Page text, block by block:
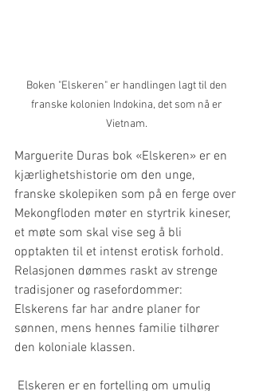
Boken "Elskeren" er handlingen lagt til den
franske kolonien Indokina, det som nå er
Vietnam.
Marguerite Duras bok «Elskeren» er en
kjærlighetshistorie om den unge,
franske skolepiken som på en ferge over
Mekongfloden møter en styrtrik kineser,
et møte som skal vise seg å bli
opptakten til et intenst erotisk forhold.
Relasjonen dømmes raskt av strenge
tradisjoner og rasefordommer:
Elskerens far har andre planer for
sønnen, mens hennes familie tilhører
den koloniale klassen.